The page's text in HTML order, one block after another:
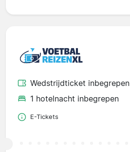
Wedstrijdticket inbegrepen
1 hotelnacht inbegrepen
E-Tickets